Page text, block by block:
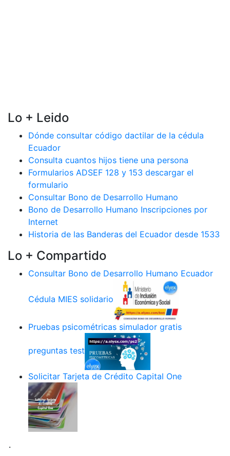
Lo + Leido
Dónde consultar código dactilar de la cédula
Ecuador
Consulta cuantos hijos tiene una persona
Formularios ADSEF 128 y 153 descargar el
formulario
Consultar Bono de Desarrollo Humano
Bono de Desarrollo Humano Inscripciones por
Internet
Historia de las Banderas del Ecuador desde 1533
Lo + Compartido
Consultar Bono de Desarrollo Humano Ecuador
Cédula MIES solidario
Pruebas psicométricas simulador gratis
preguntas test
Solicitar Tarjeta de Crédito Capital One
.